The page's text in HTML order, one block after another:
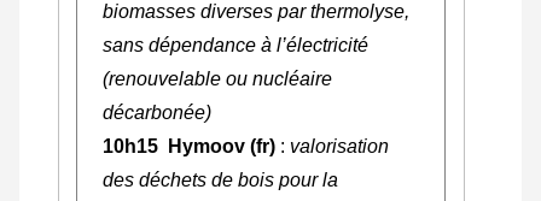
biomasses diverses par thermolyse,
sans dépendance à l’électricité
(renouvelable ou nucléaire
décarbonée)
10h15 Hymoov (fr) : valorisation
des déchets de bois pour la